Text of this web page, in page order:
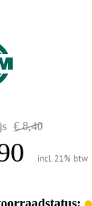
€ 8,40
incl. 21% btw